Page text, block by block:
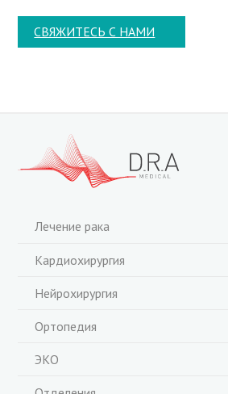
СВЯЖИТЕСЬ С НАМИ
Лечение рака
Кардиохирургия
Нейрохирургия
Ортопедия
ЭКО